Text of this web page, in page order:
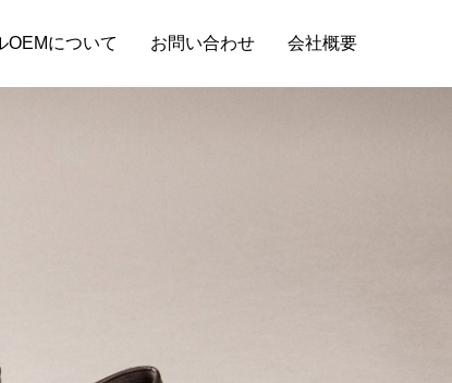
OEMについて お問い合わせ 会社概要
り
財布OEMの納品までの基本的な流れと小ロ